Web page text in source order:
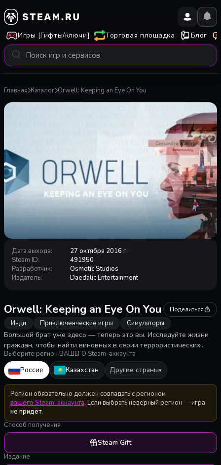
Игры [Гифты/ключи] Торговая площадка Блог
Главная Каталог Orwell: Keeping an Eye On You
Дата выхода:
27 октября 2016 г.
Steam ID:
491950
Разработчик:
Osmotic Studios
Издатель: Daedalic Entertainment
Orwell: Keeping an Eye On You Поделиться
Инди Приключенческие игры Симуляторы
Большой брат уже здесь — теперь это вы. Исследуйте жизни
граждан, чтобы найти виновных в серии террористических
актов. Информация из интернета, личные сообщения и файлы
— у вас есть доступ ко всему. Но будьте осторожны, любая
предоставленная информация будет иметь последствия.
Выберите регион ВАШЕГО Steam-аккаунта
Россия Казахстан Другие страны▾
Регион обязательно должен совпадать с регионом
вашего Steam-аккаунта. Если выбрать неверный регион — игра
не придёт.
Способ получения
Steam Gift
Издание